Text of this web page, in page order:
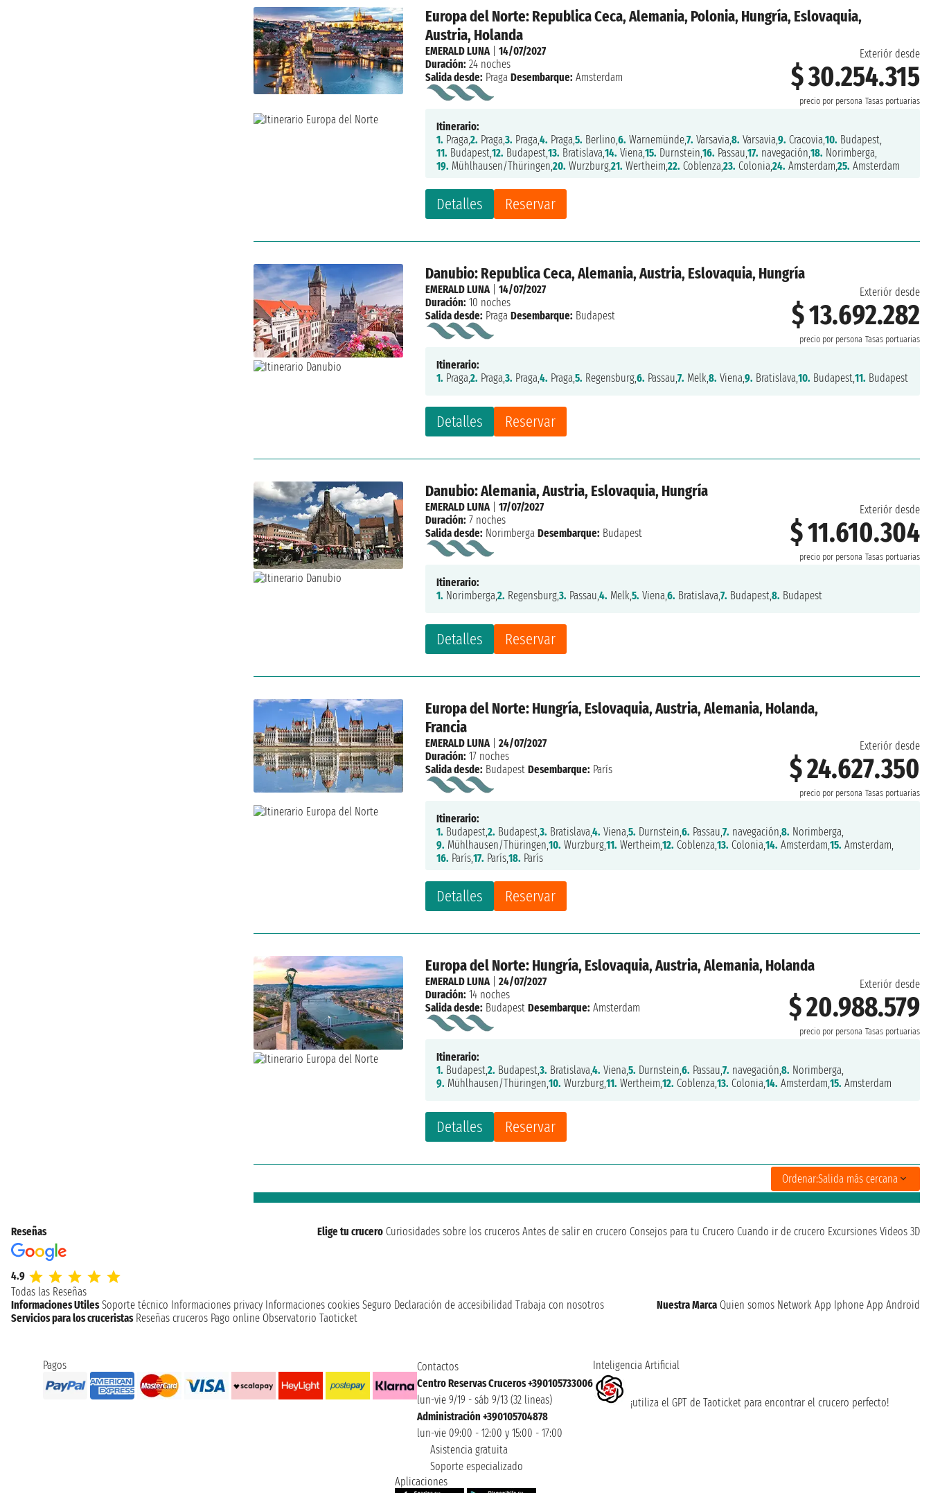
Europa del Norte: Republica Ceca, Alemania, Polonia, Hungría, Eslovaquia,
Austria, Holanda
Exteriór desde
$ 30.254.315
precio por persona Tasas portuarias
Detalles Reservar
EMERALD LUNA|14/07/2027
Duración: 24 noches
Salida desde: Praga Desembarque: Amsterdam
Itinerario:
1. Praga,2. Praga,3. Praga,4. Praga,5. Berlino,6. Warnemünde,7. Varsavia,8. Varsavia,9. Cracovia,10. Budapest,
11. Budapest,12. Budapest,13. Bratislava,14. Viena,15. Durnstein,16. Passau,17. navegación,18. Norimberga,
19. Mühlhausen/Thüringen,20. Wurzburg,21. Wertheim,22. Coblenza,23. Colonia,24. Amsterdam,25. Amsterdam
Danubio: Republica Ceca, Alemania, Austria, Eslovaquia, Hungría
Exteriór desde
$ 13.692.282
precio por persona Tasas portuarias
Detalles Reservar
EMERALD LUNA|14/07/2027
Duración: 10 noches
Salida desde: Praga Desembarque: Budapest
Itinerario:
1. Praga,2. Praga,3. Praga,4. Praga,5. Regensburg,6. Passau,7. Melk,8. Viena,9. Bratislava,10. Budapest,11. Budapest
Danubio: Alemania, Austria, Eslovaquia, Hungría
Exteriór desde
$ 11.610.304
precio por persona Tasas portuarias
Detalles Reservar
EMERALD LUNA|17/07/2027
Duración: 7 noches
Salida desde: Norimberga Desembarque: Budapest
Itinerario:
1. Norimberga,2. Regensburg,3. Passau,4. Melk,5. Viena,6. Bratislava,7. Budapest,8. Budapest
Europa del Norte: Hungría, Eslovaquia, Austria, Alemania, Holanda,
Francia
Exteriór desde
$ 24.627.350
precio por persona Tasas portuarias
Detalles Reservar
EMERALD LUNA|24/07/2027
Duración: 17 noches
Salida desde: Budapest Desembarque: París
Itinerario:
1. Budapest,2. Budapest,3. Bratislava,4. Viena,5. Durnstein,6. Passau,7. navegación,8. Norimberga,
9. Mühlhausen/Thüringen,10. Wurzburg,11. Wertheim,12. Coblenza,13. Colonia,14. Amsterdam,15. Amsterdam,
16. París,17. París,18. París
Europa del Norte: Hungría, Eslovaquia, Austria, Alemania, Holanda
Exteriór desde
$ 20.988.579
precio por persona Tasas portuarias
Detalles Reservar
EMERALD LUNA|24/07/2027
Duración: 14 noches
Salida desde: Budapest Desembarque: Amsterdam
Itinerario:
1. Budapest,2. Budapest,3. Bratislava,4. Viena,5. Durnstein,6. Passau,7. navegación,8. Norimberga,
9. Mühlhausen/Thüringen,10. Wurzburg,11. Wertheim,12. Coblenza,13. Colonia,14. Amsterdam,15. Amsterdam
Ordenar:Salida más cercana
Reseñas
4.9
Todas las Reseñas
Elige tu crucero Curiosidades sobre los cruceros Antes de salir en crucero Consejos para tu Crucero Cuando ir de crucero Excursiones Videos 3D
Informaciones Utiles Soporte técnico Informaciones privacy Informaciones cookies Seguro Declaración de accesibilidad Trabaja con nosotros Nuestra Marca Quien somos Network App Iphone App Android
Servicios para los cruceristas Reseñas cruceros Pago online Observatorio Taoticket
Pagos
Contactos
Centro Reservas Cruceros +390105733006
lun-vie 9/19 - sáb 9/13 (32 lineas)
Administración +390105704878
lun-vie 09:00 - 12:00 y 15:00 - 17:00
Asistencia gratuita
Soporte especializado
Inteligencia Artificial
¡utiliza el GPT de Taoticket para encontrar el crucero perfecto!
Aplicaciones